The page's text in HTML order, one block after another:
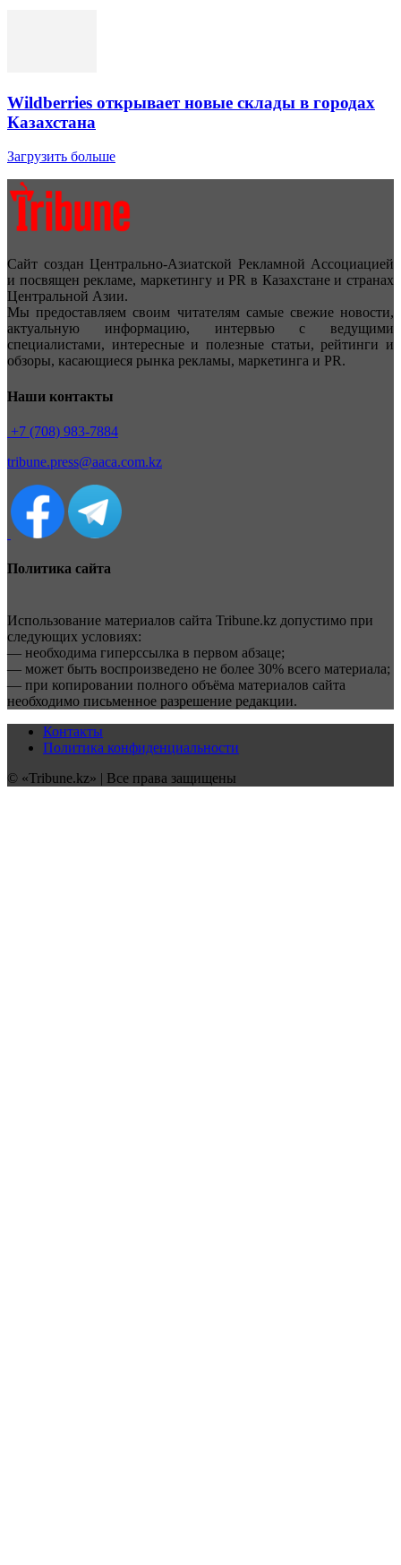
Wildberries открывает новые склады в городах
Казахстана
Загрузить больше
Сайт создан Центрально-Азиатской Рекламной Ассоциацией
и посвящен рекламе, маркетингу и PR в Казахстане и странах
Центральной Азии.
Мы предоставляем своим читателям самые свежие новости,
актуальную информацию, интервью с ведущими
специалистами, интересные и полезные статьи, рейтинги и
обзоры, касающиеся рынка рекламы, маркетинга и PR.
Наши контакты
+7 (708) 983-7884
tribune.press@aaca.com.kz
Политика сайта
Использование материалов сайта Tribune.kz допустимо при
следующих условиях:
— необходима гиперссылка в первом абзаце;
— может быть воспроизведено не более 30% всего материала;
— при копировании полного объёма материалов сайта
необходимо письменное разрешение редакции.
Контакты
Политика конфиденциальности
© «Tribune.kz» | Все права защищены